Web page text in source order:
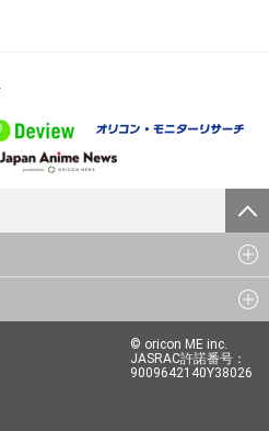
© oricon ME inc.
JASRAC許諾番号：
9009642140Y38026